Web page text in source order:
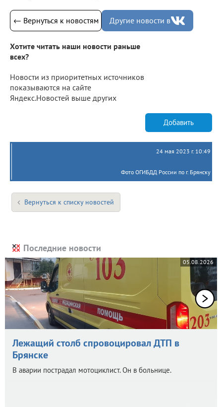
← Вернуться к новостям Другие новости в
Хотите читать наши новости раньше
всех?
Новости из приоритетных источников
показываются на сайте
Яндекс.Новостей выше других
Добавить
24 мая 2023 г. 10:49
Фото ОГИБДД России по г. Брянску
Вернуться к списку новостей
Последние новости
05.08.2026
Лежащий столб спровоцировал ДТП в
Брянске
В аварии пострадал мотоциклист. Он в больнице.